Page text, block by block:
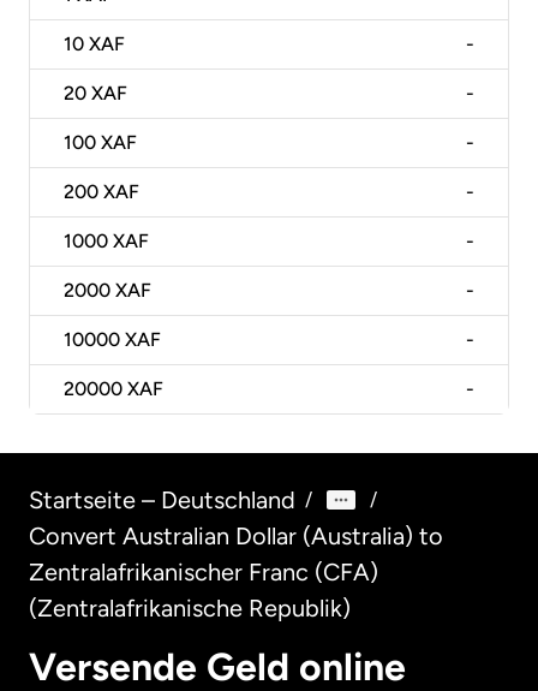
10 XAF -
20 XAF -
100 XAF -
200 XAF -
1000 XAF -
2000 XAF -
10000 XAF -
20000 XAF -
Startseite – Deutschland / /
Convert Australian Dollar (Australia) to
Zentralafrikanischer Franc (CFA)
(Zentralafrikanische Republik)
Versende Geld online